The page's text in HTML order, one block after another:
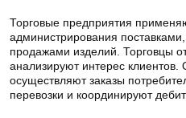
Торговые предприятия
администрирования
продажами изделий. Торговцы
анализируют интерес
осуществляют заказы
перевозки и координируют